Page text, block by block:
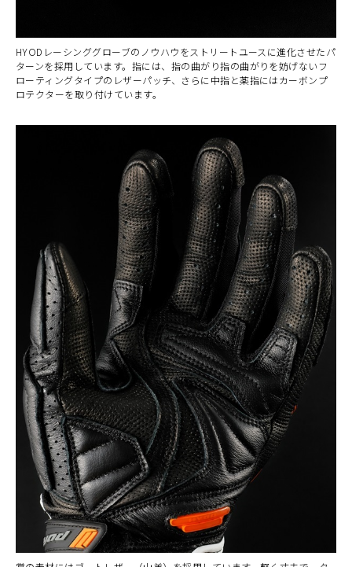
HYODレーシンググローブのノウハウをストリートユースに進化させたパ
ターンを採用しています。指には、指の曲がり指の曲がりを妨げないフ
ローティングタイプのレザーパッチ、さらに中指と薬指にはカーボンプ
ロテクターを取り付けています。